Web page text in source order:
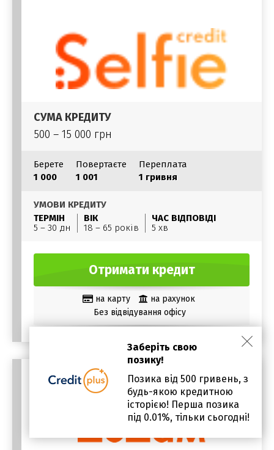
СУМА КРЕДИТУ
500 – 15 000 грн
Берете
1 000
Повертаєте
1 001
Переплата
1 гривня
УМОВИ КРЕДИТУ
ТЕРМІН
5 – 30 дн
ВІК
18 – 65 років
ЧАС ВІДПОВІДІ
5 хв
Отримати кредит
на карту
на рахунок
Без відвідування офісу
Заберіть свою
позику!
Позика від 500 гривень, з
будь-якою кредитною
історією! Перша позика
під 0.01%, тільки сьогодні!